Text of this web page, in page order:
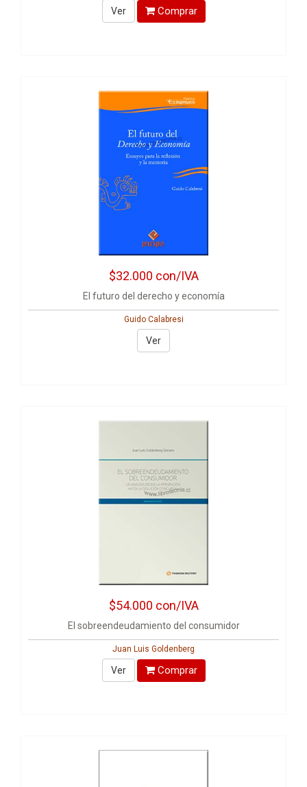
Ver Comprar
$32.000 con/IVA
El futuro del derecho y economía
Guido Calabresi
Ver
$54.000 con/IVA
El sobreendeudamiento del consumidor
Juan Luis Goldenberg
Ver Comprar